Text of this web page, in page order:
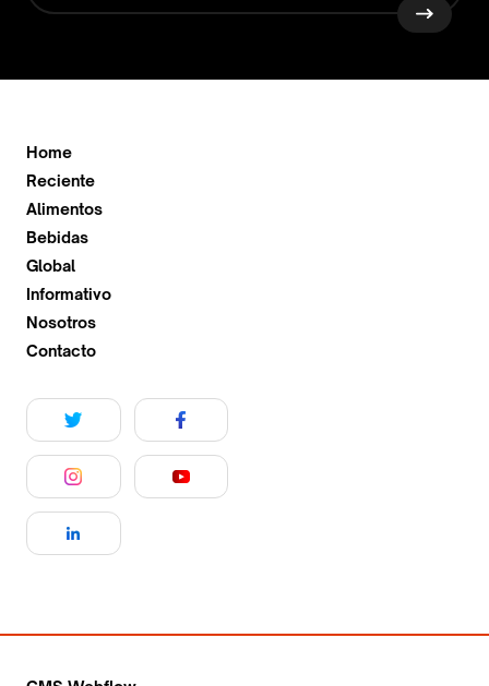
Home
Reciente
Alimentos
Bebidas
Global
Informativo
Nosotros
Contacto